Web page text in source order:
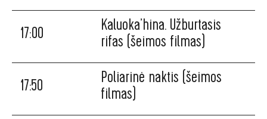
17:00
Kaluoka’hina. Užburtasis
rifas (šeimos filmas)
17:50
Poliarinė naktis (šeimos
filmas)